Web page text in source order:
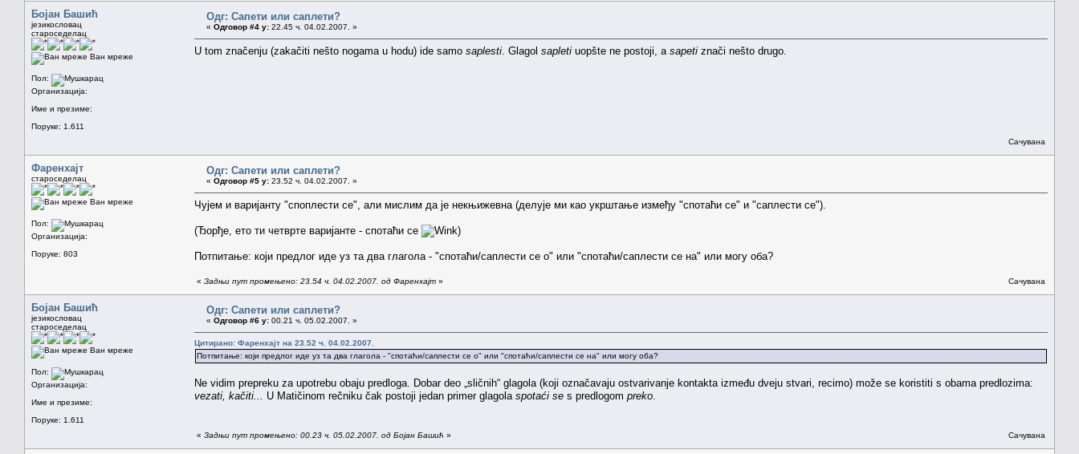
Бојан Башић
језикословац
староседелац
Ван мреже
Пол:
Организација:
Име и презиме:
Поруке: 1.611
Одг: Сапети или саплети?
« Одговор #4 у: 22.45 ч. 04.02.2007. »
U tom značenju (zakačiti nešto nogama u hodu) ide samo saplesti . Glagol sapleti uopšte ne postoji, a sapeti znači nešto drugo.
Сачувана
Фаренхајт
староседелац
Ван мреже
Пол:
Организација:
Поруке: 803
Одг: Сапети или саплети?
« Одговор #5 у: 23.52 ч. 04.02.2007. »
Чујем и варијанту "споплести се", али мислим да је некњижевна (делује ми као укрштање између "спотаћи се" и "саплести се").
(Ђорђе, ето ти четврте варијанте - спотаћи се )
Потпитање: који предлог иде уз та два глагола - "спотаћи/саплести се о" или "спотаћи/саплести се на" или могу оба?
« Задњи пут промењено: 23.54 ч. 04.02.2007. од Фаренхајт » Сачувана
Бојан Башић
језикословац
староседелац
Ван мреже
Пол:
Организација:
Име и презиме:
Поруке: 1.611
Одг: Сапети или саплети?
« Одговор #6 у: 00.21 ч. 05.02.2007. »
Цитирано: Фаренхајт на 23.52 ч. 04.02.2007.
Потпитање: који предлог иде уз та два глагола - "спотаћи/саплести се о" или "спотаћи/саплести се на" или могу оба?
Ne vidim prepreku za upotrebu obaju predloga. Dobar deo „sličnih“ glagola (koji označavaju ostvarivanje kontakta između dveju stvari, recimo) može se koristiti s obama predlozima:
vezati, kačiti...
U Matičinom rečniku čak postoji jedan primer glagola spotaći se s predlogom preko
« Задњи пут промењено: 00.23 ч. 05.02.2007. од Бојан Башић » Сачувана